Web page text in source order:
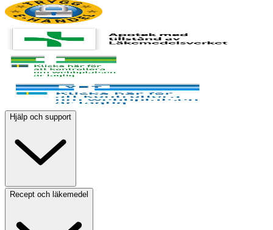
Hjälp och support
Recept och läkemedel